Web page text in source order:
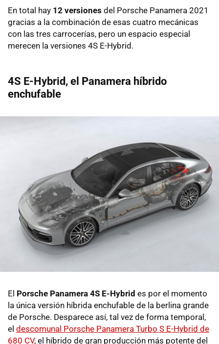
En total hay 12 versiones del Porsche Panamera 2021
gracias a la combinación de esas cuatro mecánicas
con las tres carrocerías, pero un espacio especial
merecen la versiones 4S E-Hybrid.
4S E-Hybrid, el Panamera híbrido
enchufable
El Porsche Panamera 4S E-Hybrid es por el momento
la única versión híbrida enchufable de la berlina grande
de Porsche. Desparece así, tal vez de forma temporal,
el descomunal Porsche Panamera Turbo S E-Hybrid de
680 CV, el híbrido de gran producción más potente del